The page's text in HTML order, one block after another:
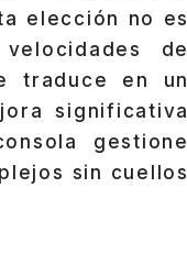
elección no es
de
traduce en un
significativa
gestione
sin cuellos